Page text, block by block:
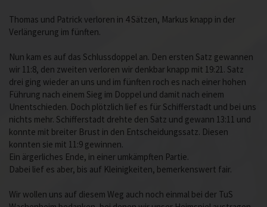
Thomas und Patrick verloren in 4 Sätzen, Markus knapp in der
Verlängerung im fünften.
Nun kam es auf das Schlussdoppel an. Den ersten Satz gewannen
wir 11:8, den zweiten verloren wir denkbar knapp mit 19:21. Satz
drei ging wieder an uns und im fünften roch es nach einer hohen
Führung nach einem Sieg im Doppel und damit nach einem
Unentschieden. Doch plötzlich lief es für Schifferstadt und bei uns
nichts mehr. Schifferstadt drehte den Satz und gewann 13:11 und
konnte mit breiter Brust in den Entscheidungssatz. Diesen
konnten sie mit 11:9 gewinnen.
Ein ärgerliches Ende, in einer umkämpften Partie.
Dabei lief es aber, bis auf Kleinigkeiten, bemerkenswert fair.
Wir wollen uns auf diesem Weg auch noch einmal bei der TuS